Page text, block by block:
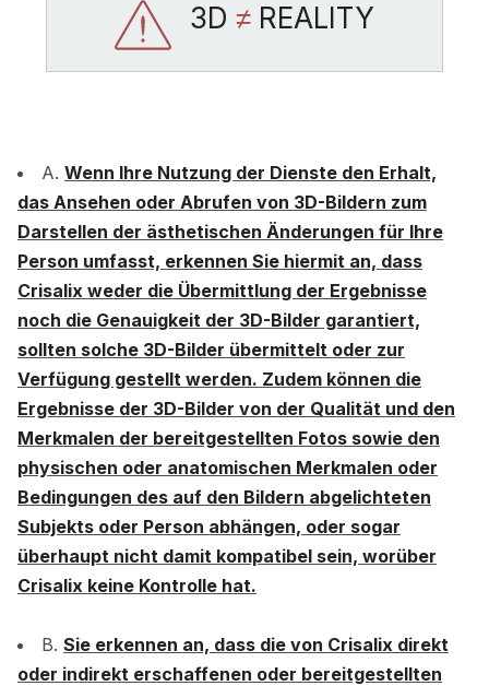
3D ≠ REALITY
A. Wenn Ihre Nutzung der Dienste den Erhalt,
das Ansehen oder Abrufen von 3D-Bildern zum
Darstellen der ästhetischen Änderungen für Ihre
Person umfasst, erkennen Sie hiermit an, dass
Crisalix weder die Übermittlung der Ergebnisse
noch die Genauigkeit der 3D-Bilder garantiert,
sollten solche 3D-Bilder übermittelt oder zur
Verfügung gestellt werden. Zudem können die
Ergebnisse der 3D-Bilder von der Qualität und den
Merkmalen der bereitgestellten Fotos sowie den
physischen oder anatomischen Merkmalen oder
Bedingungen des auf den Bildern abgelichteten
Subjekts oder Person abhängen, oder sogar
überhaupt nicht damit kompatibel sein, worüber
Crisalix keine Kontrolle hat.
B. Sie erkennen an, dass die von Crisalix direkt
oder indirekt erschaffenen oder bereitgestellten